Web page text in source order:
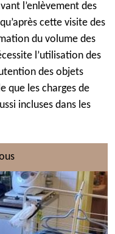
l’enlèvement des
cette visite des
du volume des
l’utilisation des
des objets
que les charges de
incluses dans les